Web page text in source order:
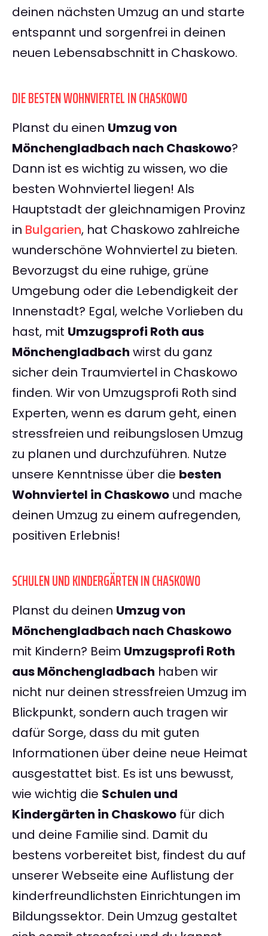
deinen nächsten Umzug an und starte
entspannt und sorgenfrei in deinen
neuen Lebensabschnitt in Chaskowo.
DIE BESTEN WOHNVIERTEL IN CHASKOWO
Planst du einen Umzug von
Mönchengladbach nach Chaskowo?
Dann ist es wichtig zu wissen, wo die
besten Wohnviertel liegen! Als
Hauptstadt der gleichnamigen Provinz
in Bulgarien, hat Chaskowo zahlreiche
wunderschöne Wohnviertel zu bieten.
Bevorzugst du eine ruhige, grüne
Umgebung oder die Lebendigkeit der
Innenstadt? Egal, welche Vorlieben du
hast, mit Umzugsprofi Roth aus
Mönchengladbach wirst du ganz
sicher dein Traumviertel in Chaskowo
finden. Wir von Umzugsprofi Roth sind
Experten, wenn es darum geht, einen
stressfreien und reibungslosen Umzug
zu planen und durchzuführen. Nutze
unsere Kenntnisse über die besten
Wohnviertel in Chaskowo und mache
deinen Umzug zu einem aufregenden,
positiven Erlebnis!
SCHULEN UND KINDERGÄRTEN IN CHASKOWO
Planst du deinen Umzug von
Mönchengladbach nach Chaskowo
mit Kindern? Beim Umzugsprofi Roth
aus Mönchengladbach haben wir
nicht nur deinen stressfreien Umzug im
Blickpunkt, sondern auch tragen wir
dafür Sorge, dass du mit guten
Informationen über deine neue Heimat
ausgestattet bist. Es ist uns bewusst,
wie wichtig die Schulen und
Kindergärten in Chaskowo für dich
und deine Familie sind. Damit du
bestens vorbereitet bist, findest du auf
unserer Webseite eine Auflistung der
kinderfreundlichsten Einrichtungen im
Bildungssektor. Dein Umzug gestaltet